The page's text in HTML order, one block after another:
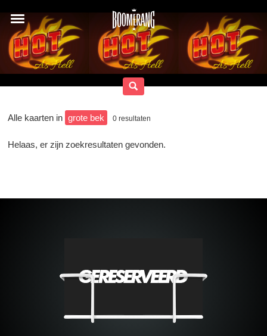
Alle kaarten in grote bek 0 resultaten
Helaas, er zijn zoekresultaten gevonden.